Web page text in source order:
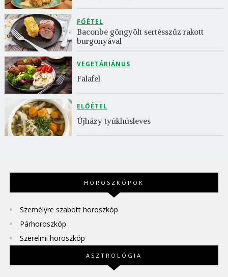
FŐÉTEL
Baconbe göngyölt sertésszűz rakott
burgonyával
VEGETÁRIÁNUS
Falafel
ELŐÉTEL
Újházy tyúkhúsleves
HOROSZKÓPOK
Személyre szabott horoszkóp
Párhoroszkóp
Szerelmi horoszkóp
ASZTROLÓGIA